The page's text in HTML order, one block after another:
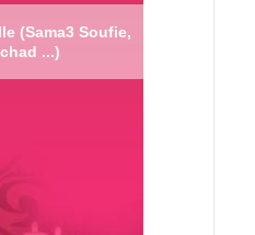
(Sama3 Soufie,
...)